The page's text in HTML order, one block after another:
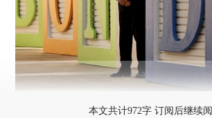
本文共计972字 订阅后继续